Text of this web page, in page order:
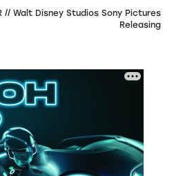
// Walt Disney Studios Sony Pictures
Releasing